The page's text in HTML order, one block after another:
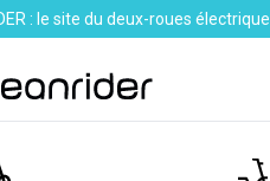
: le site du deux-roues électrique